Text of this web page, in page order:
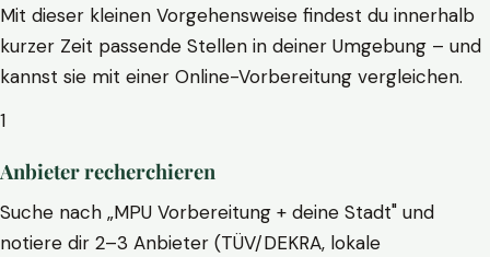
Mit dieser kleinen Vorgehensweise findest du innerhalb
kurzer Zeit passende Stellen in deiner Umgebung – und
kannst sie mit einer Online-Vorbereitung vergleichen.
1
Anbieter recherchieren
Suche nach „MPU Vorbereitung + deine Stadt" und
notiere dir 2–3 Anbieter (TÜV/DEKRA, lokale